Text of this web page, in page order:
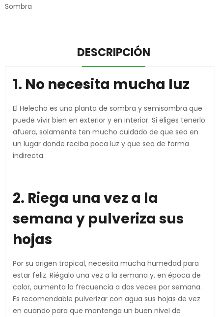
Sombra
DESCRIPCIÓN
1. No necesita mucha luz
El Helecho es una planta de sombra y semisombra que
puede vivir bien en exterior y en interior. Si eliges tenerlo
afuera, solamente ten mucho cuidado de que sea en
un lugar donde reciba poca luz y que sea de forma
indirecta.
2. Riega una vez a la
semana y pulveriza sus
hojas
Por su origen tropical, necesita mucha humedad para
estar feliz. Riégalo una vez a la semana y, en época de
calor, aumenta la frecuencia a dos veces por semana.
Es recomendable pulverizar con agua sus hojas de vez
en cuando para que mantenga un buen nivel de